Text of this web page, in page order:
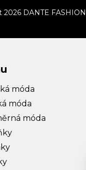
2026 DANTE FASHION
móda
móda
móda